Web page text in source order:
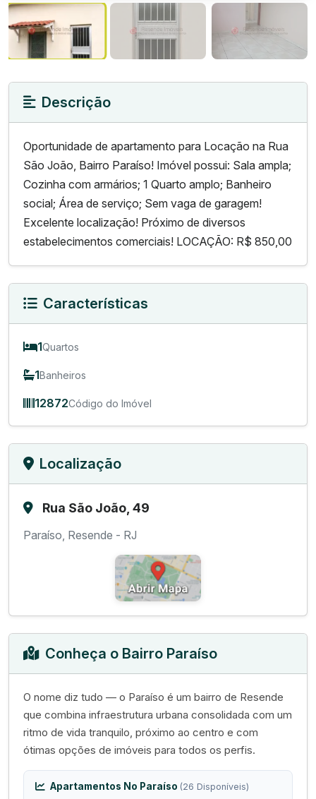
Descrição
Oportunidade de apartamento para Locação na Rua
São João, Bairro Paraíso! Imóvel possui: Sala ampla;
Cozinha com armários; 1 Quarto amplo; Banheiro
social; Área de serviço; Sem vaga de garagem!
Excelente localização! Próximo de diversos
estabelecimentos comerciais! LOCAÇÃO: R$ 850,00
Características
1Quartos
1Banheiros
12872Código do Imóvel
Localização
Rua São João, 49
Paraíso, Resende - RJ
Conheça o Bairro Paraíso
O nome diz tudo — o Paraíso é um bairro de Resende
que combina infraestrutura urbana consolidada com um
ritmo de vida tranquilo, próximo ao centro e com
ótimas opções de imóveis para todos os perfis.
Apartamentos No Paraíso (26 Disponíveis)